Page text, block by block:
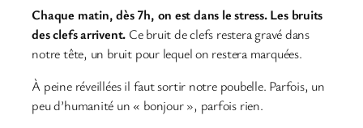
Chaque matin, dès 7h, on est dans le stress. Les bruits
des clefs arrivent. Ce bruit de clefs restera gravé dans
notre tête, un bruit pour lequel on restera marquées.
À peine réveillées il faut sortir notre poubelle. Parfois, un
peu d’humanité un « bonjour », parfois rien.